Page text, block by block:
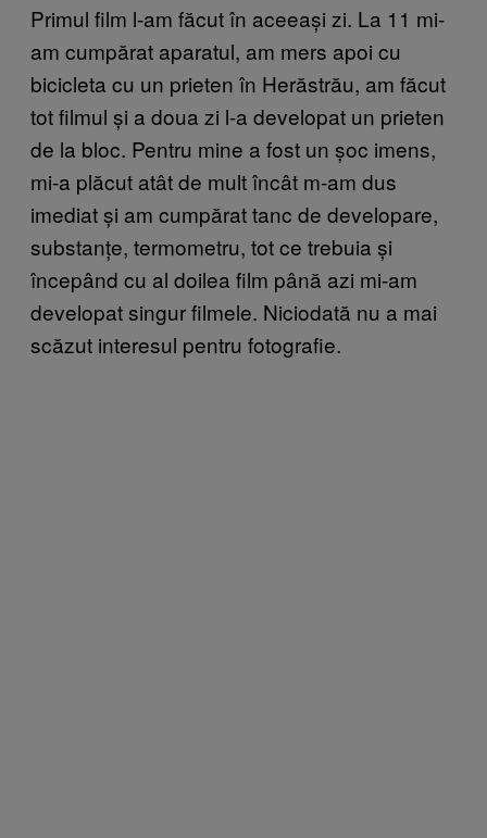
Primul film l-am făcut în aceeași zi. La 11 mi-
am cumpărat aparatul, am mers apoi cu
bicicleta cu un prieten în Herăstrău, am făcut
tot filmul și a doua zi l-a developat un prieten
de la bloc. Pentru mine a fost un șoc imens,
mi-a plăcut atât de mult încât m-am dus
imediat și am cumpărat tanc de developare,
substanțe, termometru, tot ce trebuia și
începând cu al doilea film până azi mi-am
developat singur filmele. Niciodată nu a mai
scăzut interesul pentru fotografie.